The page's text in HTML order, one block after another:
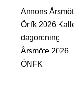
Annons
Önfk 2026
dagordning
Årsmöte 2026
ÖNFK